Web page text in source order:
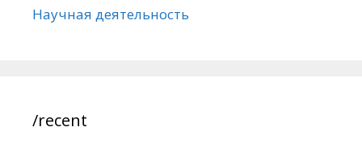
Научная деятельность
/recent